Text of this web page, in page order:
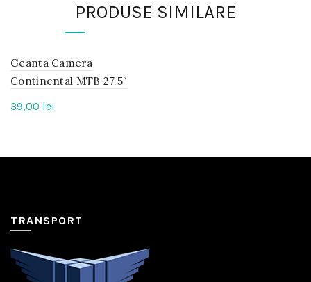
PRODUSE SIMILARE
IN
STOC
Geanta Camera
Continental MTB 27.5″
39,00 lei
TRANSPORT